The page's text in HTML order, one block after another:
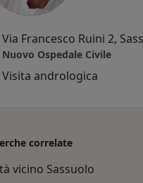
Via Francesco Ruini 2,
Nuovo Ospedale Civile
Visita andrologica
correlate
vicino Sassuolo